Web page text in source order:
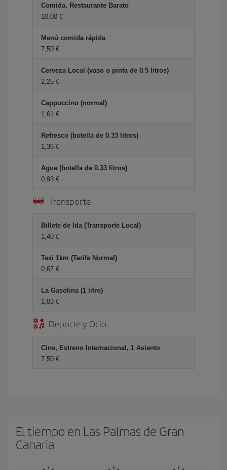
Comida, Restaurante Barato
10,00 €
Menú comida rápida
7,50 €
Cerveza Local (vaso o pinta de 0.5 litros)
2,25 €
Cappuccino (normal)
1,61 €
Refresco (botella de 0.33 litros)
1,36 €
Agua (botella de 0.33 litros)
0,93 €
Transporte
Billete de Ida (Transporte Local)
1,40 €
Taxi 1km (Tarifa Normal)
0,67 €
La Gasolina (1 litro)
1,83 €
Deporte y Ocio
Cine, Estreno Internacional, 1 Asiento
7,50 €
El tiempo en Las Palmas de Gran
Canaria